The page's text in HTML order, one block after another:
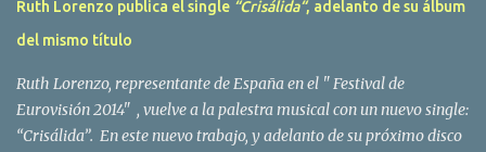
America Latina, en especial en Mexico, en donde pasan largas
temporadas. En Trigo Limpio permanecerá hasta el año 1988,
Ruth Lorenzo publica el single “Crisálida“, adelanto de su álbum
del mismo título
Ruth Lorenzo, representante de España en el " Festival de
Eurovisión 2014" , vuelve a la palestra musical con un nuevo single:
“Crisálida”. En este nuevo trabajo, y adelanto de su próximo disco